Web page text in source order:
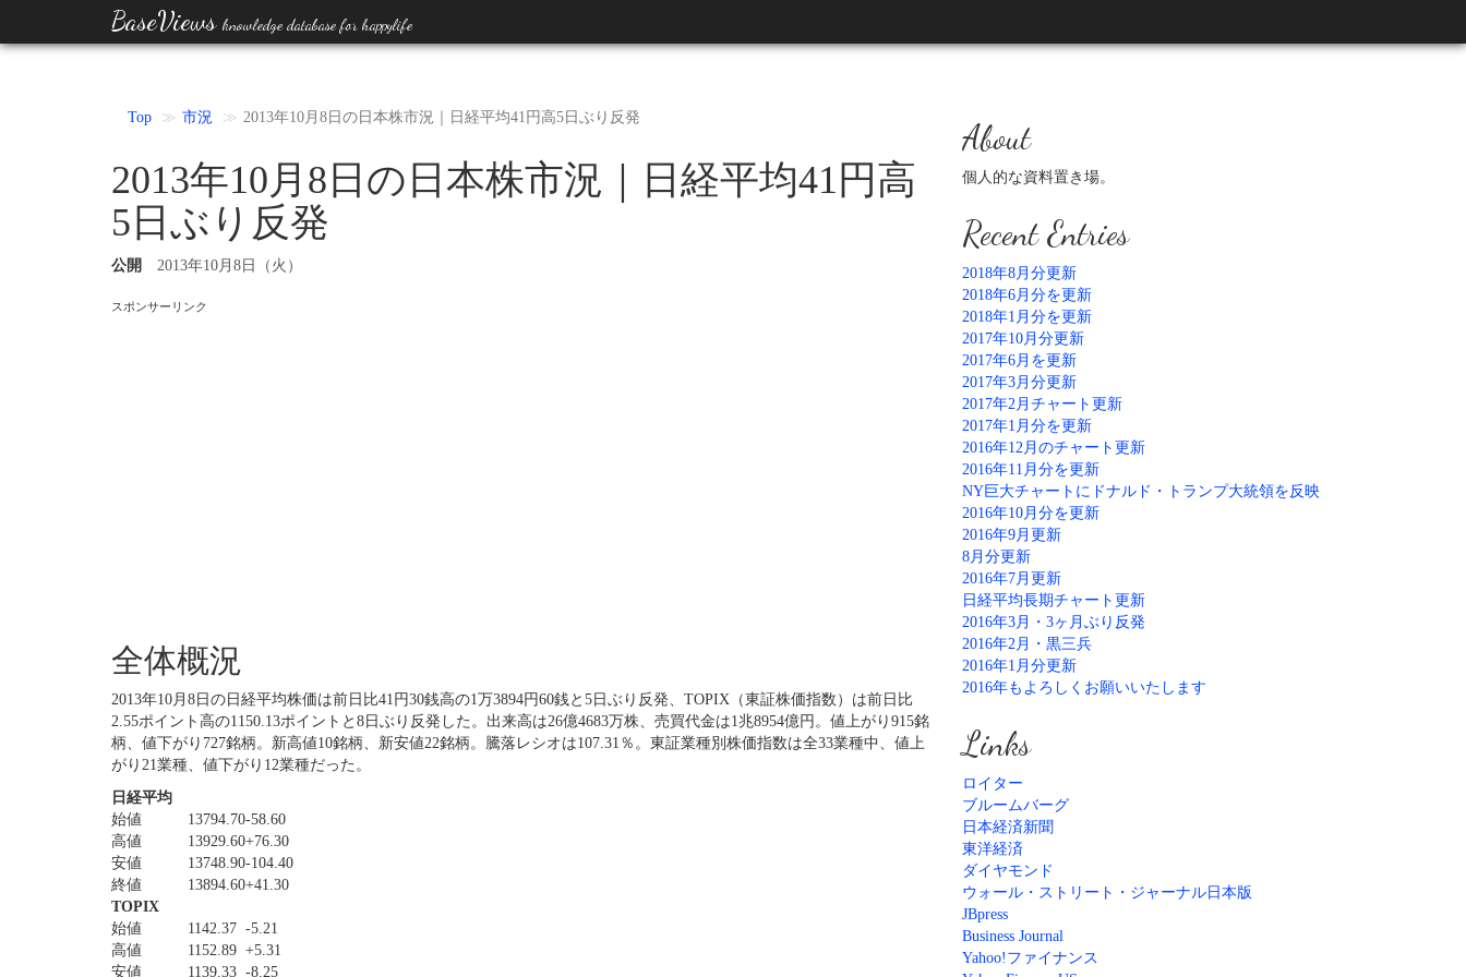
BaseViews knowledge database for happylife
Top 市況 2013年10月8日の日本株市況｜日経平均41円高5日ぶり反発
2013年10月8日の日本株市況｜日経平均41円高
5日ぶり反発
公開 2013年10月8日（火）
スポンサーリンク
全体概況
2013年10月8日の日経平均株価は前日比41円30銭高の1万3894円60銭と5日ぶり反発、TOPIX（東証株価指数）は前日比
2.55ポイント高の1150.13ポイントと8日ぶり反発した。出来高は26億4683万株、売買代金は1兆8954億円。値上がり915銘
柄、値下がり727銘柄。新高値10銘柄、新安値22銘柄。騰落レシオは107.31％。東証業種別株価指数は全33業種中、値上
がり21業種、値下がり12業種だった。
日経平均
始値
13794.70-58.60
高値
13929.60+76.30
安値
13748.90-104.40
終値
13894.60+41.30
TOPIX
始値
1142.37 -5.21
高値
1152.89 +5.31
安値
1139.33 -8.25
About
個人的な資料置き場。
Recent Entries
2018年8月分更新
2018年6月分を更新
2018年1月分を更新
2017年10月分更新
2017年6月を更新
2017年3月分更新
2017年2月チャート更新
2017年1月分を更新
2016年12月のチャート更新
2016年11月分を更新
NY巨大チャートにドナルド・トランプ大統領を反映
2016年10月分を更新
2016年9月更新
8月分更新
2016年7月更新
日経平均長期チャート更新
2016年3月・3ヶ月ぶり反発
2016年2月・黒三兵
2016年1月分更新
2016年もよろしくお願いいたします
Links
ロイター
ブルームバーグ
日本経済新聞
東洋経済
ダイヤモンド
ウォール・ストリート・ジャーナル日本版
JBpress
Business Journal
Yahoo!ファイナンス